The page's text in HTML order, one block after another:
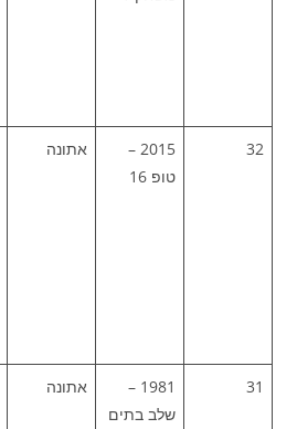
32
2015 –
טופ 16
אתונה
31
1981 –
שלב בתים
אתונה